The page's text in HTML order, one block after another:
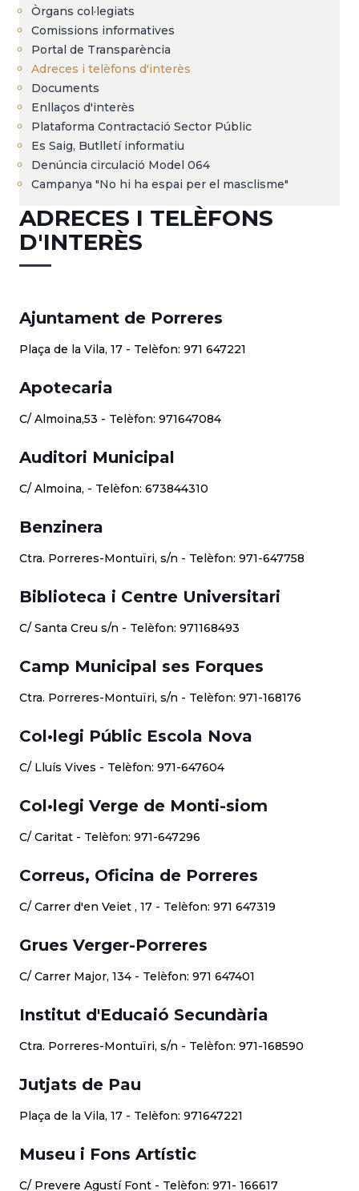
Òrgans col·legiats
Comissions informatives
Portal de Transparència
Adreces i telèfons d'interès
Documents
Enllaços d'interès
Plataforma Contractació Sector Públic
Es Saig, Butlletí informatiu
Denúncia circulació Model 064
Campanya "No hi ha espai per el masclisme"
ADRECES I TELÈFONS
D'INTERÈS
Ajuntament de Porreres
Plaça de la Vila, 17 - Telèfon: 971 647221
Apotecaria
C/ Almoina,53 - Telèfon: 971647084
Auditori Municipal
C/ Almoina, - Telèfon: 673844310
Benzinera
Ctra. Porreres-Montuïri, s/n - Telèfon: 971-647758
Biblioteca i Centre Universitari
C/ Santa Creu s/n - Telèfon: 971168493
Camp Municipal ses Forques
Ctra. Porreres-Montuïri, s/n - Telèfon: 971-168176
Col•legi Públic Escola Nova
C/ Lluís Vives - Telèfon: 971-647604
Col•legi Verge de Monti-siom
C/ Caritat - Telèfon: 971-647296
Correus, Oficina de Porreres
C/ Carrer d'en Veiet , 17 - Telèfon: 971 647319
Grues Verger-Porreres
C/ Carrer Major, 134 - Telèfon: 971 647401
Institut d'Educaió Secundària
Ctra. Porreres-Montuïri, s/n - Telèfon: 971-168590
Jutjats de Pau
Plaça de la Vila, 17 - Telèfon: 971647221
Museu i Fons Artístic
C/ Prevere Agustí Font - Telèfon: 971- 166617